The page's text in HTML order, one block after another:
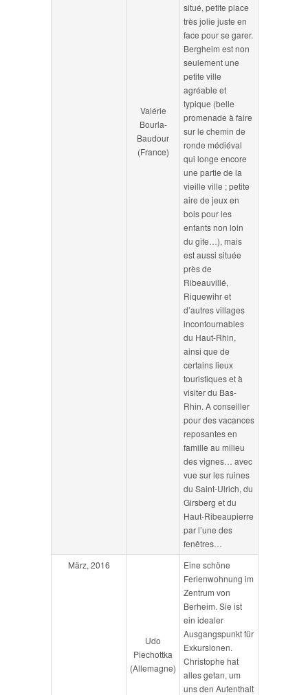
Valérie
Bourla-
Baudour
(France)
situé, petite place
très jolie juste en
face pour se garer.
Bergheim est non
seulement une
petite ville
agréable et
typique (belle
promenade à faire
sur le chemin de
ronde médiéval
qui longe encore
une partie de la
vieille ville ; petite
aire de jeux en
bois pour les
enfants non loin
du gîte…), mais
est aussi située
près de
Ribeauvillé,
Riquewihr et
d’autres villages
incontournables
du Haut-Rhin,
ainsi que de
certains lieux
touristiques et à
visiter du Bas-
Rhin. A conseiller
pour des vacances
reposantes en
famille au milieu
des vignes… avec
vue sur les ruines
du Saint-Ulrich, du
Girsberg et du
Haut-Ribeaupierre
par l’une des
fenêtres…
März, 2016
Udo
Piechottka
(Allemagne)
Eine schöne
Ferienwohnung im
Zentrum von
Berheim. Sie ist
ein idealer
Ausgangspunkt für
Exkursionen.
Christophe hat
alles getan, um
uns den Aufenthalt